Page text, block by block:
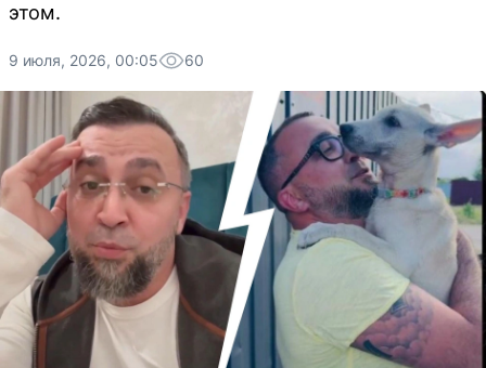
этом.
9 июля, 2026, 00:05 60